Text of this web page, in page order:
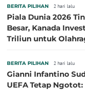
BERITA PILIHAN 2 hari lalu
Piala Dunia 2026
Besar, Kanada
Triliun untuk
BERITA PILIHAN 2 hari lalu
Gianni Infantino
UEFA Tetap